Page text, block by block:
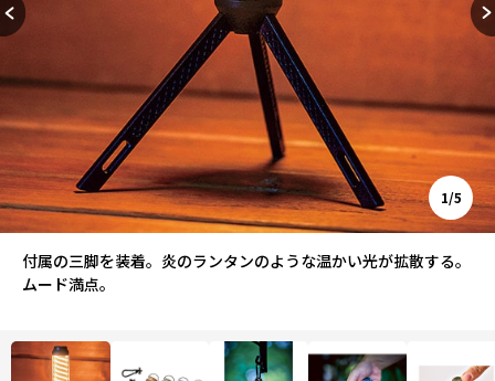
付属の三脚を装着。炎のランタンのような温かい光が拡散する。
ムード満点。
1/5